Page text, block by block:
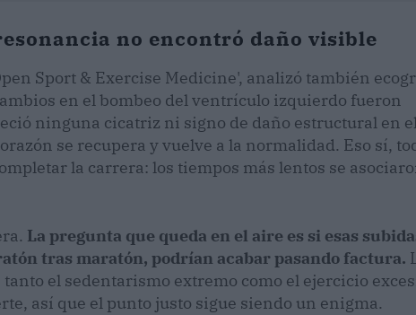
no encontró daño visible
Sport & Exercise Medicine', analizó también
en el bombeo del ventrículo izquierdo fueron
ninguna cicatriz ni signo de daño estructural en
se recupera y vuelve a la normalidad. Eso sí,
la carrera: los tiempos más lentos se
La pregunta que queda en el aire es si esas
tras maratón, podrían acabar pasando factura.
el sedentarismo extremo como el ejercicio
así que el punto justo sigue siendo un enigma.